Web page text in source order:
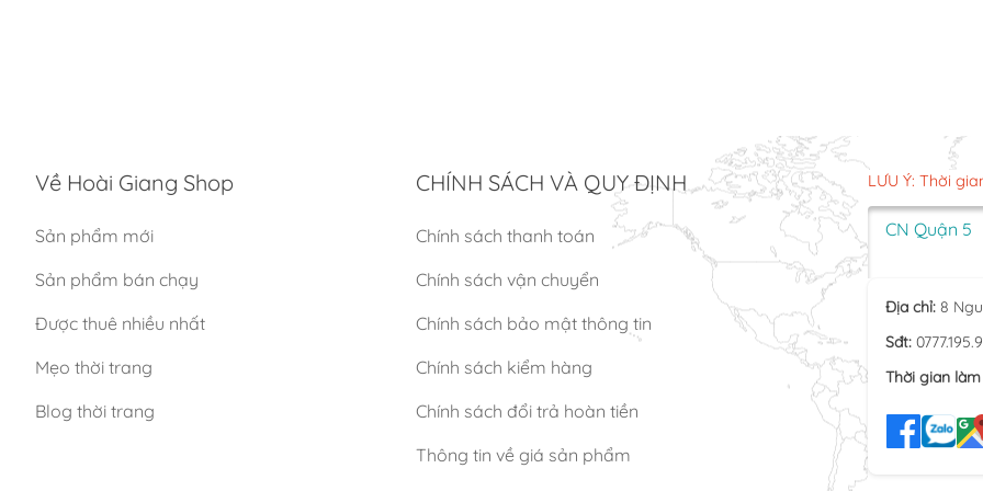
Về Hoài Giang Shop
Sản phẩm mới
Sản phẩm bán chạy
Được thuê nhiều nhất
Mẹo thời trang
Blog thời trang
CHÍNH SÁCH VÀ QUY ĐỊNH
Chính sách thanh toán
Chính sách vận chuyển
Chính sách bảo mật thông tin
Chính sách kiểm hàng
Chính sách đổi trả hoàn tiền
Thông tin về giá sản phẩm
LƯU Ý: Thời
CN Quận 5
Địa chỉ: 8
Sđt:
Thời gian